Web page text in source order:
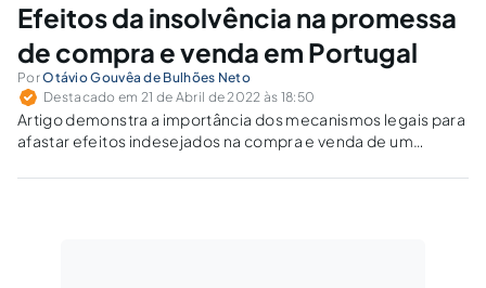
Efeitos da insolvência na promessa
de compra e venda em Portugal
PorOtávio Gouvêa de Bulhões Neto
Destacado em 21 de Abril de 2022 às 18:50
Artigo demonstra a importância dos mecanismos legais para
afastar efeitos indesejados na compra e venda de um